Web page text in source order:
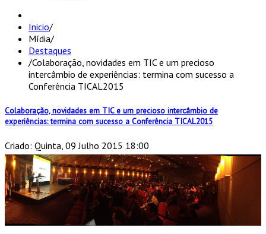
Inicio/
Mídia/
Destaques
/Colaboração, novidades em TIC e um precioso
intercâmbio de experiências: termina com sucesso a
Conferência TICAL2015
Colaboração, novidades em TIC e um precioso intercâmbio de
experiências: termina com sucesso a Conferência TICAL2015
Criado: Quinta, 09 Julho 2015 18:00